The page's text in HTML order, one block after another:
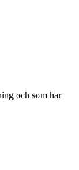
och som har